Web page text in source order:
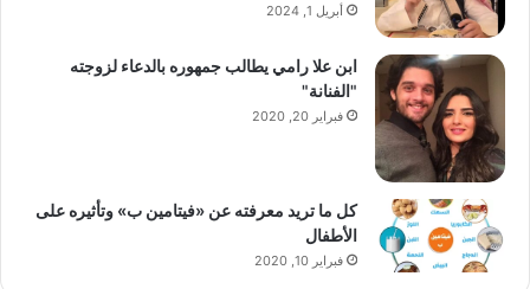
أبريل 1, 2024
ابن علا رامي يطالب جمهوره بالدعاء لزوجته
"الفنانة"
فبراير 20, 2020
كل ما تريد معرفته عن «فيتامين ب» وتأثيره على
الأطفال
فبراير 10, 2020